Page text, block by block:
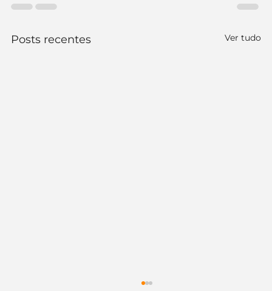
Posts recentes Ver tudo